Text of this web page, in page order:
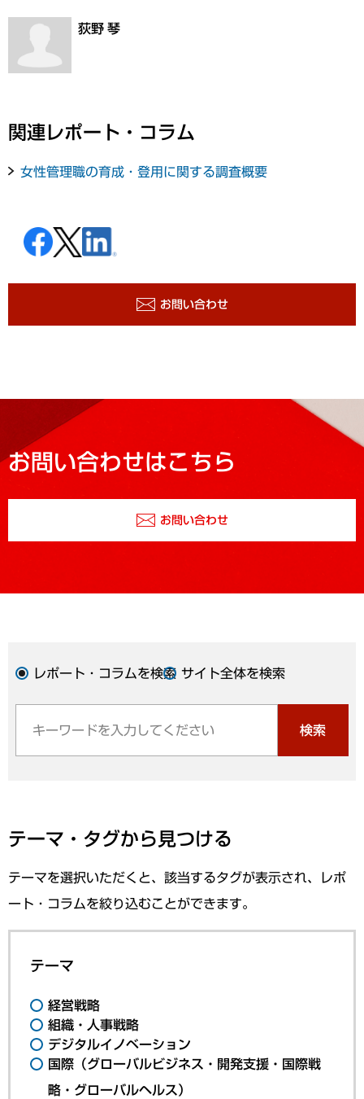
荻野 琴
関連レポート・コラム
女性管理職の育成・登用に関する調査概要
お問い合わせ
お問い合わせはこちら
お問い合わせ
レポート・コラムを検索 サイト全体を検索
検索
テーマ・タグから見つける
テーマを選択いただくと、該当するタグが表示され、レポ
ート・コラムを絞り込むことができます。
テーマ
経営戦略
組織・人事戦略
デジタルイノベーション
国際（グローバルビジネス・開発支援・国際戦
略・グローバルヘルス）